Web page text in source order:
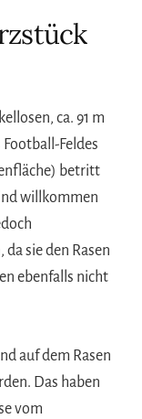
ca. 91 m
Football-Feldes
betritt
willkommen
sie den Rasen
ebenfalls nicht
auf dem Rasen
Das haben
vom